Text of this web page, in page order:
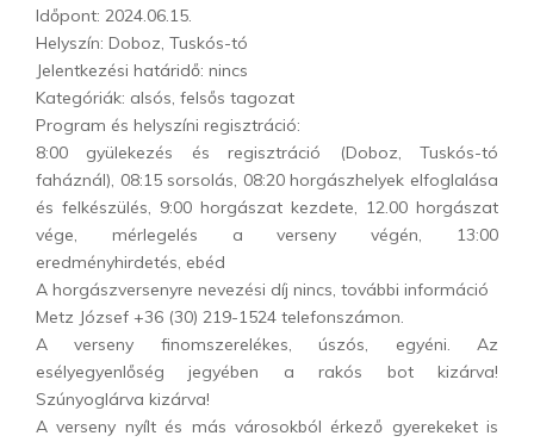
Időpont: 2024.06.15.
Helyszín: Doboz, Tuskós-tó
Jelentkezési határidő: nincs
Kategóriák: alsós, felsős tagozat
Program és helyszíni regisztráció:
8:00 gyülekezés és regisztráció (Doboz, Tuskós-tó
faháznál), 08:15 sorsolás, 08:20 horgászhelyek elfoglalása
és felkészülés, 9:00 horgászat kezdete, 12.00 horgászat
vége, mérlegelés a verseny végén, 13:00
eredményhirdetés, ebéd
A horgászversenyre nevezési díj nincs, további információ
Metz József +36 (30) 219-1524 telefonszámon.
A verseny finomszerelékes, úszós, egyéni. Az
esélyegyenlőség jegyében a rakós bot kizárva!
Szúnyoglárva kizárva!
A verseny nyílt és más városokból érkező gyerekeket is